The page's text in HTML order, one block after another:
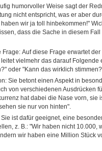
humorvoller Weise sagt der
nicht entspricht, was er aber
haben wir ja toll hinbekommen!"
dass die Sache in diesem
Frage: Auf diese Frage erwartet
vielmehr das darauf Folgende
oder "Kann das wirklich
Sie betont einen Aspekt in
von verschiedenen Ausdrücken
hat dabei die Nase vorn, sie
sie nur von hinten".
ist dafür geeignet, eine
z. B.: "Wir haben nicht 10.000,
wir haben eine Million Stück